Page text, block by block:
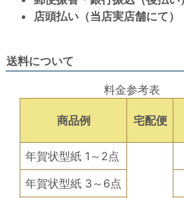
店頭払い（当店実店舗にて）
送料について
料金参考表
商品例 宅配便
年賀状型紙 1～2点
年賀状型紙 3～6点